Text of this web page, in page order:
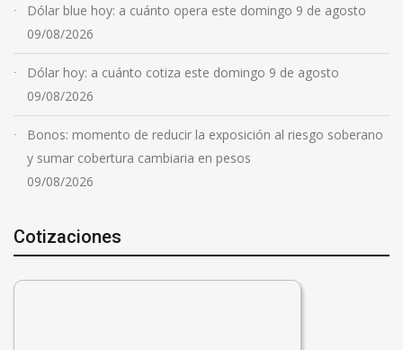
Dólar blue hoy: a cuánto opera este domingo 9 de agosto
09/08/2026
Dólar hoy: a cuánto cotiza este domingo 9 de agosto
09/08/2026
Bonos: momento de reducir la exposición al riesgo soberano
y sumar cobertura cambiaria en pesos
09/08/2026
Cotizaciones